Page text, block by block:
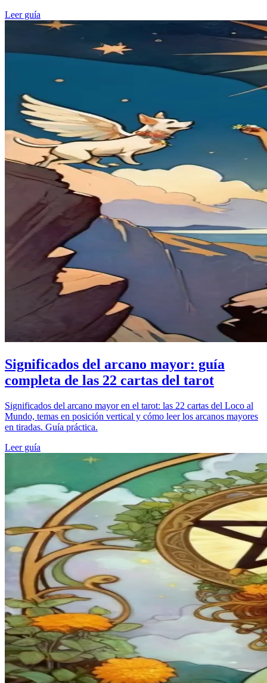
Leer guía
Significados del arcano mayor: guía
completa de las 22 cartas del tarot
Significados del arcano mayor en el tarot: las 22 cartas del Loco al
Mundo, temas en posición vertical y cómo leer los arcanos mayores
en tiradas. Guía práctica.
Leer guía